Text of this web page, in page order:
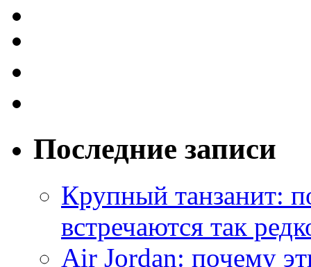
Последние записи
Крупный танзанит:
встречаются так
Air Jordan: почему